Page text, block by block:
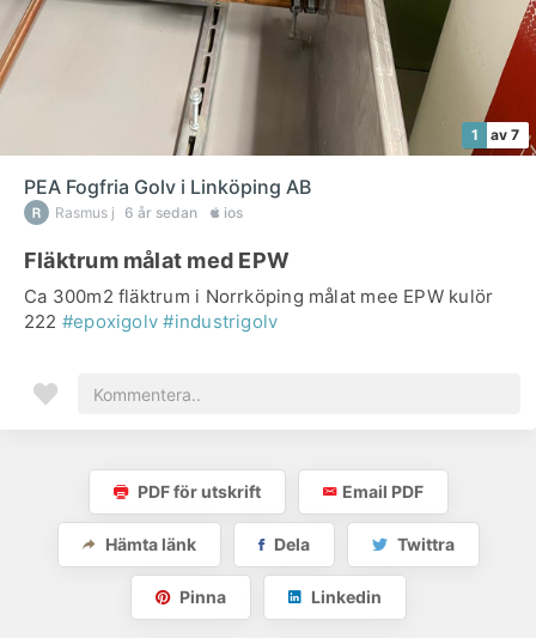
1 av 7
PEA Fogfria Golv i Linköping AB
Rasmus j 6 år sedan ios
Fläktrum målat med EPW
Ca 300m2 fläktrum i Norrköping målat mee EPW kulör
222 #epoxigolv #industrigolv
PDF för utskrift Email PDF
Hämta länk Dela Twittra
Pinna Linkedin